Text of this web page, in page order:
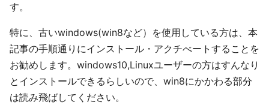
す。
特に、古いwindows(win8など）を使用している方は、本
記事の手順通りにインストール・アクチべートすることを
お勧めします。windows10,Linuxユーザーの方はすんなり
とインストールできるらしいので、win8にかかわる部分
は読み飛ばしてください。